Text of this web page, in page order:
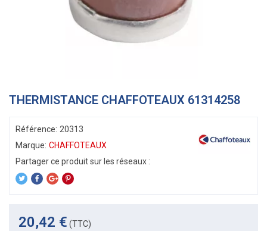
THERMISTANCE CHAFFOTEAUX 61314258
Référence: 20313
Marque: CHAFFOTEAUX
20,42 € (TTC)